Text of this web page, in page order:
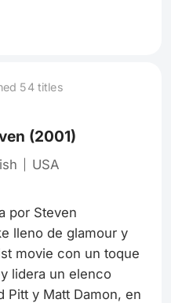
la química del elenco
ofrece momentos
54 titles
(2001)
USA
por Steven
lleno de glamour y
movie con un toque
lidera un elenco
Pitt y Matt Damon, en